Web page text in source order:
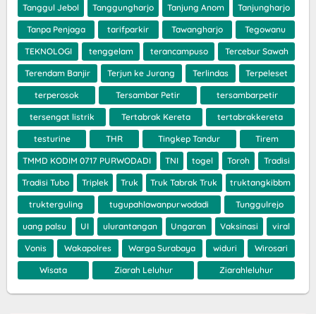
Tanggul Jebol Tanggungharjo Tanjung Anom Tanjungharjo
Tanpa Penjaga tarifparkir Tawangharjo Tegowanu
TEKNOLOGI tenggelam terancampuso Tercebur Sawah
Terendam Banjir Terjun ke Jurang Terlindas Terpeleset
terperosok Tersambar Petir tersambarpetir
tersengat listrik Tertabrak Kereta tertabrakkereta
testurine THR Tingkep Tandur Tirem
TMMD KODIM 0717 PURWODADI TNI togel Toroh Tradisi
Tradisi Tubo Triplek Truk Truk Tabrak Truk truktangkibbm
trukterguling tugupahlawanpurwodadi Tunggulrejo
uang palsu UI ulurantangan Ungaran Vaksinasi viral
Vonis Wakapolres Warga Surabaya widuri Wirosari
Wisata Ziarah Leluhur Ziarahleluhur